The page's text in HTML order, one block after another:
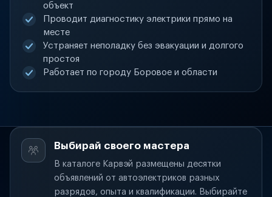
объект
Проводит диагностику электрики прямо на
месте
Устраняет неполадку без эвакуации и долгого
простоя
Работает по городу Боровое и области
Выбирай своего мастера
В каталоге Карвэй размещены десятки
объявлений от автоэлектриков разных
разрядов, опыта и квалификации. Выбирайте